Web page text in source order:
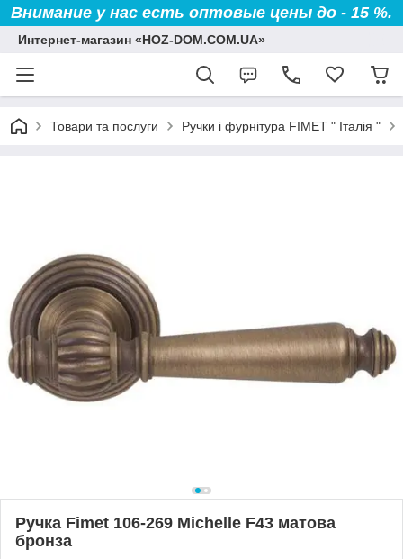
Внимание у нас есть оптовые цены до - 15 %.
Интернет-магазин «HOZ-DOM.COM.UA»
Товари та послуги Ручки і фурнітура FIMET " Італія "
Ручка Fimet 106-269 Michelle F43 матова
бронза